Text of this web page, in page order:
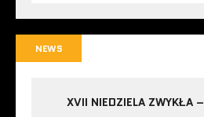
NEWS
XVII NIEDZIELA ZWYKŁA